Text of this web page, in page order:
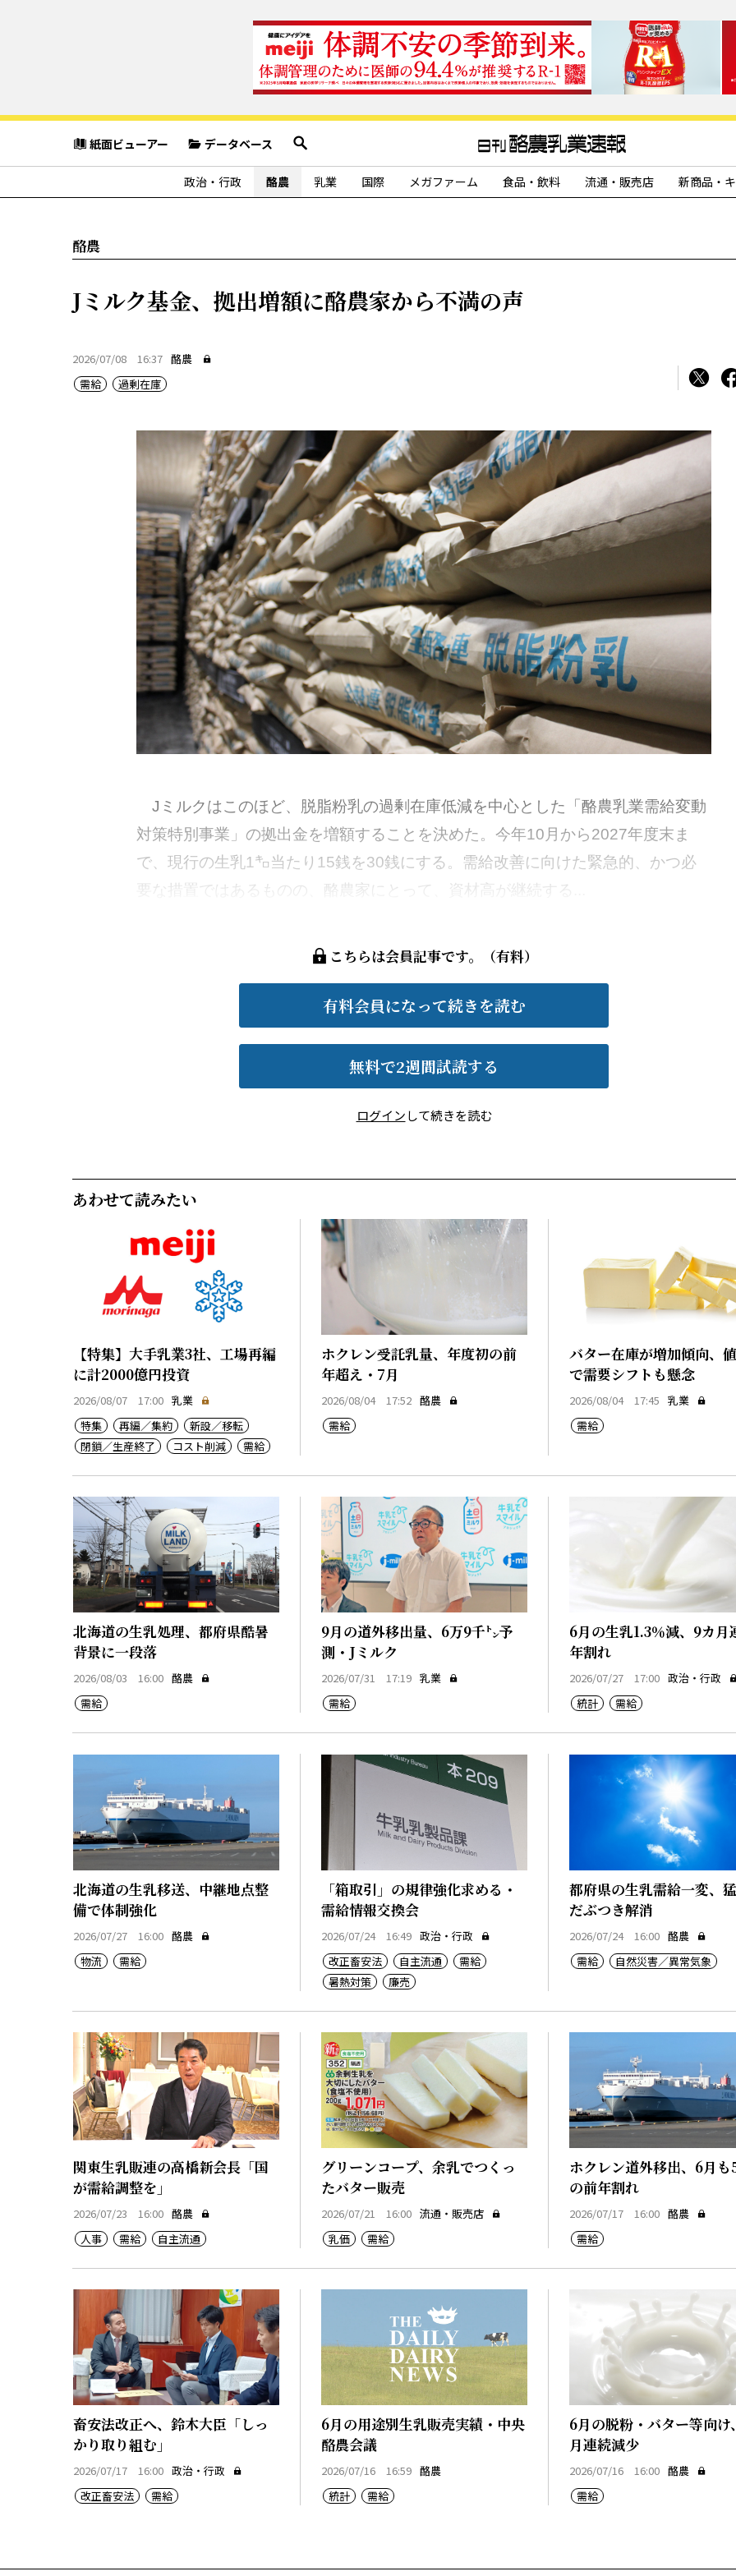
紙面ビューアー データベース
政治・行政 酪農 乳業 国際 メガファーム 食品・飲料 流通・販売店 新商品・
酪農
Jミルク基金、拠出増額に酪農家から不満の声
2026/07/08 16:37 酪農
需給
過剰在庫
Jミルクはこのほど、脱脂粉乳の過剰在庫低減を中心とした「酪農乳業需給変動
対策特別事業」の拠出金を増額することを決めた。今年10月から2027年度末ま
で、現行の生乳1㌔当たり15銭を30銭にする。需給改善に向けた緊急的、かつ必
要な措置ではあるものの、酪農家にとって、資材高が継続する...
こちらは会員記事です。（有料）
有料会員になって続きを読む
無料で2週間試読する
ログインして続きを読む
あわせて読みたい
【特集】大手乳業3社、工場再編
に計2000億円投資
2026/08/07 17:00 乳業
特集
再編／集約
新設／移転
閉鎖／生産終了
コスト削減
需給
ホクレン受託乳量、年度初の前
年超え・7月
2026/08/04 17:52 酪農
需給
バター在庫が増加傾向、
で需要シフトも懸念
2026/08/04 17:45 乳業
需給
北海道の生乳処理、都府県酷暑
背景に一段落
2026/08/03 16:00 酪農
需給
9月の道外移出量、6万9千㌧予
測・Jミルク
2026/07/31 17:19 乳業
需給
6月の生乳1.3％減、9カ月
年割れ
2026/07/27 17:00 政治・行政
統計
需給
北海道の生乳移送、中継地点整
備で体制強化
2026/07/27 16:00 酪農
物流
需給
「箱取引」の規律強化求める・
需給情報交換会
2026/07/24 16:49 政治・行政
改正畜安法
自主流通
需給
暑熱対策
廉売
都府県の生乳需給一変、
だぶつき解消
2026/07/24 16:00 酪農
需給
自然災害／異常気象
関東生乳販連の高橋新会長「国
が需給調整を」
2026/07/23 16:00 酪農
人事
需給 自主流通
グリーンコープ、余乳でつくっ
たバター販売
2026/07/21 16:00 流通・販売店
乳価
需給
ホクレン道外移出、6月も
の前年割れ
2026/07/17 16:00 酪農
需給
畜安法改正へ、鈴木大臣「しっ
かり取り組む」
2026/07/17 16:00 政治・行政
改正畜安法
需給
6月の用途別生乳販売実績・中央
酪農会議
2026/07/16 16:59 酪農
統計
需給
6月の脱粉・バター等向け
月連続減少
2026/07/16 16:00 酪農
需給